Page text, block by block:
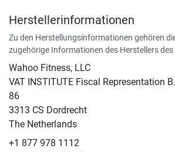
Herstellerinformationen
Zu den Herstellungsinformationen gehören
zugehörige Informationen des Herstellers
Wahoo Fitness, LLC
VAT INSTITUTE Fiscal Representation
86
3313 CS Dordrecht
The Netherlands
+1 877 978 1112